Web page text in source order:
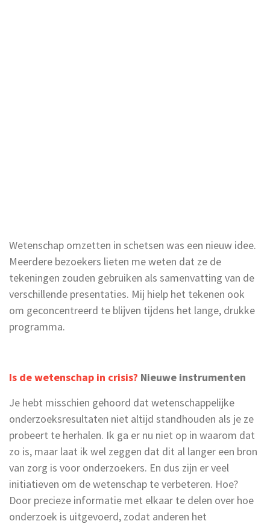
Wetenschap omzetten in schetsen was een nieuw idee.
Meerdere bezoekers lieten me weten dat ze de
tekeningen zouden gebruiken als samenvatting van de
verschillende presentaties. Mij hielp het tekenen ook
om geconcentreerd te blijven tijdens het lange, drukke
programma.
Is de wetenschap in crisis? Nieuwe instrumenten
Je hebt misschien gehoord dat wetenschappelijke
onderzoeksresultaten niet altijd standhouden als je ze
probeert te herhalen. Ik ga er nu niet op in waarom dat
zo is, maar laat ik wel zeggen dat dit al langer een bron
van zorg is voor onderzoekers. En dus zijn er veel
initiatieven om de wetenschap te verbeteren. Hoe?
Door precieze informatie met elkaar te delen over hoe
onderzoek is uitgevoerd, zodat anderen het